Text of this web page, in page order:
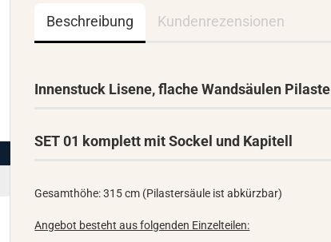
Beschreibung Kundenrezensionen
Innenstuck Lisene, flache Wandsäulen
SET 01 komplett mit Sockel und Kapitell
Gesamthöhe: 315 cm (Pilastersäule ist abkürzbar)
Angebot besteht aus folgenden Einzelteilen: